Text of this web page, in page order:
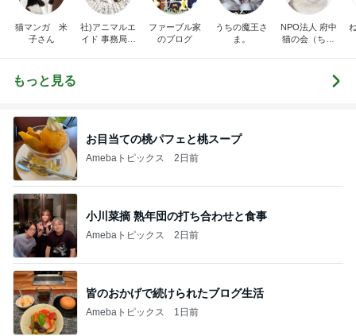
猫マンガ 米
子さん
社)アニマルエ
イド 事務局＆
ファーブル家
のブログ
うちの魔王さ
ま。
NPO法人 府中
猫の会（ちゅ
もっと見る
お目当ての桃パフェと桃スープ
Amebaトピックス 2日前
小川菜摘 熟年団の打ち合わせと食事
Amebaトピックス 2日前
皆のおかげで続けられたブログ生活
Amebaトピックス 1日前